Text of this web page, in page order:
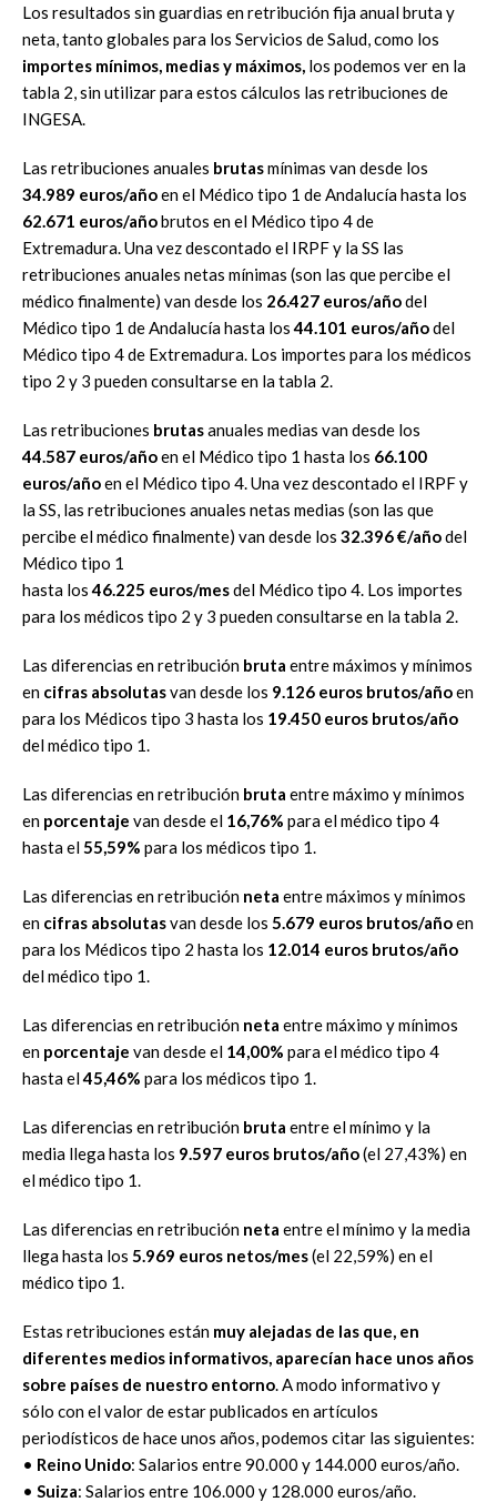
Los resultados sin guardias en retribución fija anual bruta y
neta, tanto globales para los Servicios de Salud, como los
importes mínimos, medias y máximos, los podemos ver en la
tabla 2, sin utilizar para estos cálculos las retribuciones de
INGESA.
Las retribuciones anuales brutasmínimas van desde los
34.989 euros/añoen el Médico tipo 1 de Andalucía hasta los
62.671 euros/añobrutos en el Médico tipo 4 de
Extremadura. Una vez descontado el IRPF y la SS las
retribuciones anuales netas mínimas (son las que percibe el
médico finalmente) van desde los 26.427 euros/añodel
Médico tipo 1 de Andalucía hasta los44.101 euros/añodel
Médico tipo 4 de Extremadura. Los importes para los médicos
tipo 2 y 3 pueden consultarse en la tabla 2.
Las retribuciones brutasanuales medias van desde los
44.587 euros/añoen el Médico tipo 1 hasta los 66.100
euros/añoen el Médico tipo 4. Una vez descontado el IRPF y
la SS, las retribuciones anuales netas medias (son las que
percibe el médico finalmente) van desde los 32.396 €/añodel
Médico tipo 1
hasta los46.225 euros/mesdel Médico tipo 4. Los importes
para los médicos tipo 2 y 3 pueden consultarse en la tabla 2.
Las diferencias en retribución bruta entre máximos y mínimos
en cifras absolutasvan desde los 9.126 euros brutos/añoen
para los Médicos tipo 3 hasta los 19.450 euros brutos/año
del médico tipo 1.
Las diferencias en retribución bruta entre máximo y mínimos
en porcentaje van desde el 16,76% para el médico tipo 4
hasta el55,59% para los médicos tipo 1.
Las diferencias en retribución neta entre máximos y mínimos
en cifras absolutasvan desde los 5.679 euros brutos/añoen
para los Médicos tipo 2 hasta los 12.014 euros brutos/año
del médico tipo 1.
Las diferencias en retribución neta entre máximo y mínimos
en porcentaje van desde el 14,00% para el médico tipo 4
hasta el45,46% para los médicos tipo 1.
Las diferencias en retribución bruta entre el mínimo y la
media llega hasta los 9.597 euros brutos/año(el 27,43%) en
el médico tipo 1.
Las diferencias en retribución neta entre el mínimo y la media
llega hasta los 5.969 euros netos/mes(el 22,59%) en el
médico tipo 1.
Estas retribuciones están muy alejadas de las que, en
diferentes medios informativos, aparecían hace unos años
sobre países de nuestro entorno. A modo informativo y
sólo con el valor de estar publicados en artículos
periodísticos de hace unos años, podemos citar las siguientes:
• Reino Unido: Salarios entre 90.000 y 144.000 euros/año.
• Suiza: Salarios entre 106.000 y 128.000 euros/año.